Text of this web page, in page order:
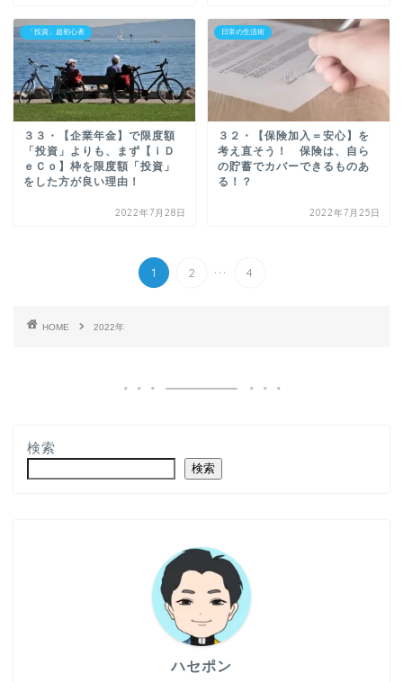
「投資」超初心者
３３・【企業年金】で限度額
「投資」よりも、まず【ｉＤ
ｅＣｏ】枠を限度額「投資」
をした方が良い理由！
2022年7月28日
日常の生活術
３２・【保険加入＝安心】を
考え直そう！ 保険は、自ら
の貯蓄でカバーできるものあ
る！？
2022年7月25日
1 2 ... 4
HOME 2022年
検索
検索
ハセポン